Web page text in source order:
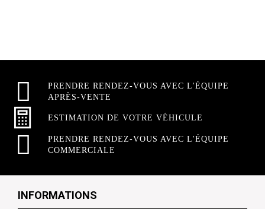
PRENDRE RENDEZ-VOUS AVEC L'ÉQUIPE
APRÈS-VENTE
ESTIMATION DE VOTRE VÉHICULE
PRENDRE RENDEZ-VOUS AVEC L'ÉQUIPE
COMMERCIALE
INFORMATIONS